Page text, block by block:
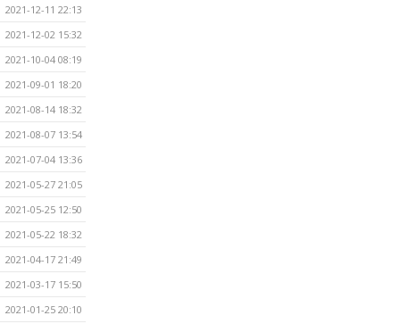
2021-12-11 22:13
2021-12-02 15:32
2021-10-04 08:19
2021-09-01 18:20
2021-08-14 18:32
2021-08-07 13:54
2021-07-04 13:36
2021-05-27 21:05
2021-05-25 12:50
2021-05-22 18:32
2021-04-17 21:49
2021-03-17 15:50
2021-01-25 20:10